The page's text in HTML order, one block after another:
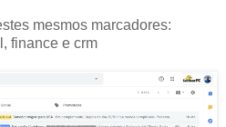
mesmos marcadores:
finance e crm